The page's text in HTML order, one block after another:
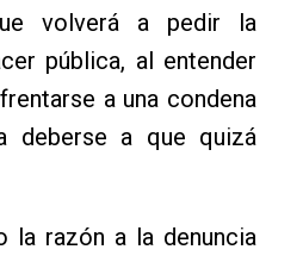
volverá a pedir la
pública, al entender
a una condena
deberse a que quizá
la razón a la denuncia